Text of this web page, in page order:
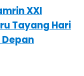
XXI
Tayang Hari